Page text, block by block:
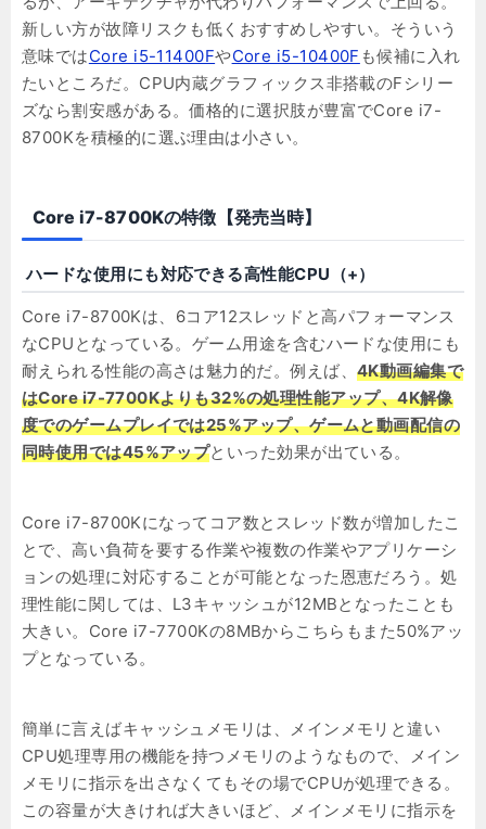
新しい方が故障リスクも低くおすすめしやすい。そういう
意味ではCore i5-11400FやCore i5-10400F も候補に入れ
たいところだ。CPU内蔵グラフィックス非搭載のFシリー
ズなら割安感がある。価格的に選択肢が豊富でCore i7-
8700Kを積極的に選ぶ理由は小さい。
Core i7-8700Kの特徴【発売当時】
ハードな使用にも対応できる高性能CPU（+）
Core i7-8700Kは、6コア12スレッドと高パフォーマンス
なCPUとなっている。ゲーム用途を含むハードな使用にも
耐えられる性能の高さは魅力的だ。例えば、 4K動画編集で
はCore i7-7700Kよりも32%の処理性能アップ、4K解像
度でのゲームプレイでは25%アップ、ゲームと動画配信の
同時使用では45%アップといった効果が出ている。
Core i7-8700Kになってコア数とスレッド数が増加したこ
とで、高い負荷を要する作業や複数の作業やアプリケーシ
ョンの処理に対応することが可能となった恩恵だろう。処
理性能に関しては、L3キャッシュが12MBとなったことも
大きい。Core i7-7700Kの8MBからこちらもまた50%アッ
プとなっている。
簡単に言えばキャッシュメモリは、メインメモリと違い
CPU処理専用の機能を持つメモリのようなもので、メイン
メモリに指示を出さなくてもその場でCPUが処理できる。
この容量が大きければ大きいほど、メインメモリに指示を